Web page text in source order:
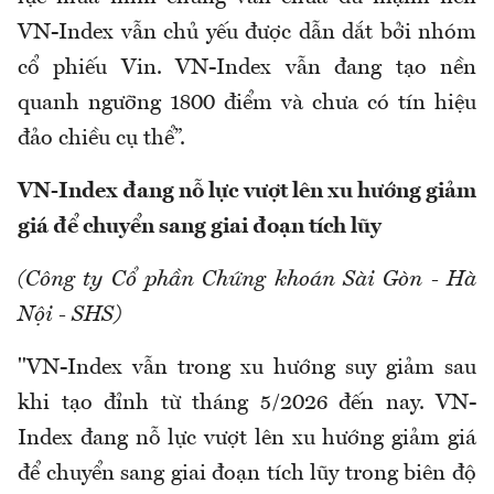
VN-Index vẫn chủ yếu được dẫn dắt bởi nhóm
cổ phiếu Vin. VN-Index vẫn đang tạo nền
quanh ngưỡng 1800 điểm và chưa có tín hiệu
đảo chiều cụ thể”.
VN-Index đang nỗ lực vượt lên xu hướng giảm
giá để chuyển sang giai đoạn tích lũy
(Công ty Cổ phần Chứng khoán Sài Gòn - Hà
Nội - SHS)
"VN-Index vẫn trong xu hướng suy giảm sau
khi tạo đỉnh từ tháng 5/2026 đến nay. VN-
Index đang nỗ lực vượt lên xu hướng giảm giá
để chuyển sang giai đoạn tích lũy trong biên độ